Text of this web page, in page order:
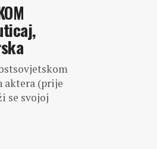
aktera (prije
se svojoj